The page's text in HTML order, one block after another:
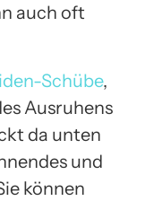
auch oft
Schübe,
Ausruhens
da unten
und
können